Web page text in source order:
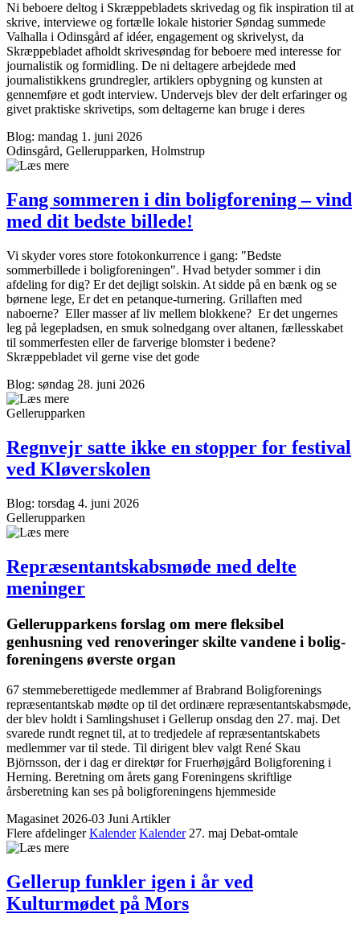
Ni beboere deltog i Skræppebladets skrivedag og fik inspiration til at
skrive, interviewe og fortælle lokale historier Søndag summede
Valhalla i Odinsgård af idéer, engagement og skrivelyst, da
Skræppebladet afholdt skrivesøndag for beboere med interesse for
journalistik og formidling. De ni deltagere arbejdede med
journalistikkens grundregler, artiklers opbygning og kunsten at
gennemføre et godt interview. Undervejs blev der delt erfaringer og
givet praktiske skrivetips, som deltagerne kan bruge i deres
Blog: mandag 1. juni 2026
Odinsgård, Gellerupparken, Holmstrup
Fang sommeren i din bolig­forening – vind
med dit bedste billede!
Vi skyder vores store fotokonkurrence i gang: "Bedste
sommerbillede i boligforeningen". Hvad betyder sommer i din
afdeling for dig? Er det dejligt solskin. At sidde på en bænk og se
børnene lege, Er det en petanque-turnering. Grillaften med
naboerne? Eller masser af liv mellem blokkene? Er det ungernes
leg på legepladsen, en smuk solnedgang over altanen, fællesskabet
til sommerfesten eller de farverige blomster i bedene?
Skræppebladet vil gerne vise det gode
Blog: søndag 28. juni 2026
Gellerupparken
Regnvejr satte ikke en stopper for festival
ved Kløverskolen
Blog: torsdag 4. juni 2026
Gellerupparken
Repræsentant­skabs­møde med delte
meninger
Gellerup­parkens forslag om mere fleksibel
genhusning ved renove­ringer skilte vandene i bolig­
foreningens øverste organ
67 stemmeberettigede medlemmer af Brabrand Boligforenings
repræsentantskab mødte op til det ordinære repræsentantskabsmøde,
der blev holdt i Samlingshuset i Gellerup onsdag den 27. maj. Det
svarede rundt regnet til, at to tredjedele af repræsentantskabets
medlemmer var til stede. Til dirigent blev valgt René Skau
Björnsson, der i dag er direktør for Fruerhøjgård Boligforening i
Herning. Beretning om årets gang Foreningens skriftlige
årsberetning kan ses på boligforeningens hjemmeside
Magasinet 2026-03 Juni Artikler
Flere afdelinger Kalender Kalender27. maj Debat-omtale
Gellerup funkler igen i år ved
Kulturmødet på Mors